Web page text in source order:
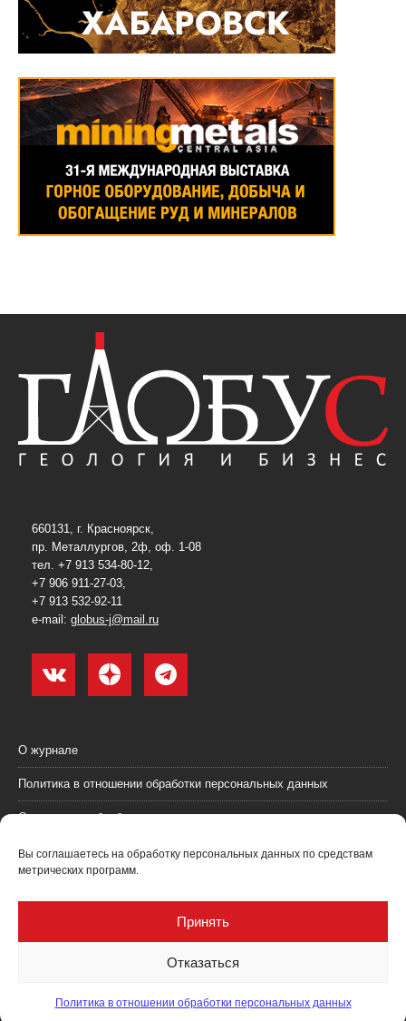
Вы соглашаетесь на обработку персональных данных по средствам
метрических программ.
Принять
Отказаться
Политика в отношении обработки персональных данных
660131, г. Красноярск,
пр. Металлургов, 2ф, оф. 1-08
тел. +7 913 534-80-12,
+7 906 911-27-03,
+7 913 532-92-11
e-mail: globus-j@mail.ru
О журнале
Политика в отношении обработки персональных данных
Согласие на обработку персональных данных
Пользовательское соглашение (оферта)
Журнал "Глобус: геология и бизнес" @ 2021. Все права соблюдены.